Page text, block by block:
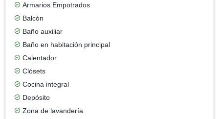
Armarios Empotrados
Balcón
Baño auxiliar
Baño en habitación principal
Calentador
Clósets
Cocina integral
Depósito
Zona de lavandería